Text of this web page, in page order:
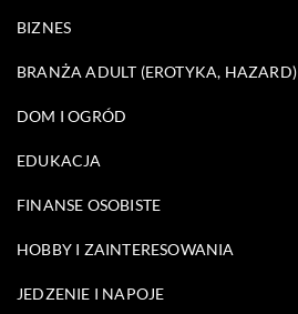
BIZNES
BRANŻA ADULT (EROTYKA, HAZARD)
DOM I OGRÓD
EDUKACJA
FINANSE OSOBISTE
HOBBY I ZAINTERESOWANIA
JEDZENIE I NAPOJE